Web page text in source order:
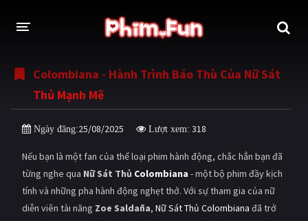
THỂ LOẠI
Thần thoại - Cổ trang Hành động
Tâm lý
Võ thuật - Kiếm hiệp Nhạc kịch
Kinh dị Tội phạm - Hình sự
Colombiana - Hành Trình Báo Thù Của Nữ Sát
Thủ Mạnh Mẽ
Ngày đăng:25/08/2025 Lượt xem: 318
Nếu bạn là một fan của thể loại phim hành động, chắc hẳn bạn đã
từng nghe qua Nữ Sát Thủ Colombiana - một bộ phim đầy kịch
tính và những pha hành động nghẹt thở. Với sự tham gia của nữ
diễn viên tài năng Zoe Saldaña, Nữ Sát Thủ Colombiana đã trở